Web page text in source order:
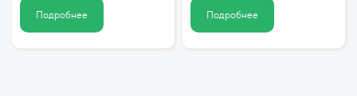
Подробнее Подробнее